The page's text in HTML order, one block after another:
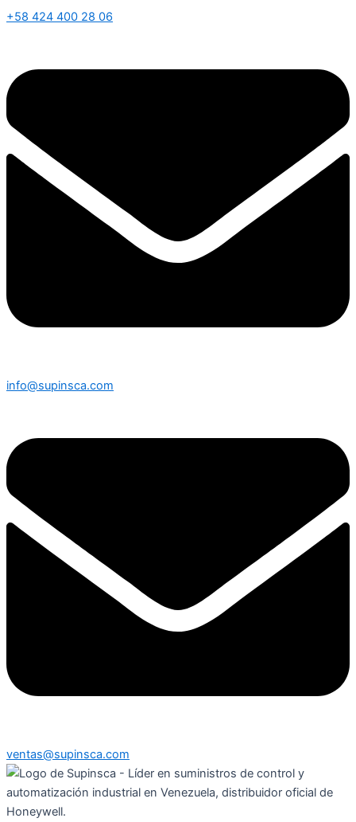
+58 424 400 28 06
info@supinsca.com
ventas@supinsca.com